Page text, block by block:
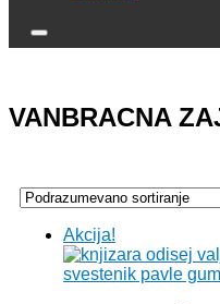
VANBRACNA
Akcija!